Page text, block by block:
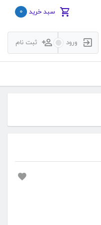
سبد خرید 0
ورود ثبت نام